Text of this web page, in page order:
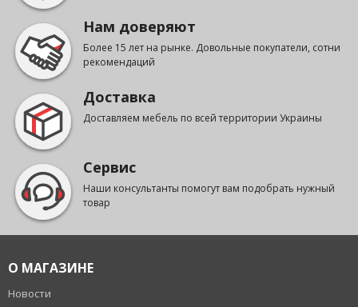
Нам доверяют
Более 15 лет на рынке. Довольные покупатели, сотни
рекомендаций
Доставка
Доставляем мебель по всей территории Украины
Сервис
Наши консультанты помогут вам подобрать нужный
товар
О МАГАЗИНЕ
Новости